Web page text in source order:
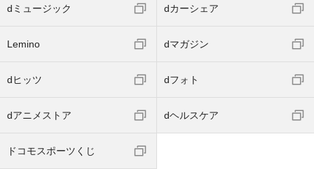
dミュージック dカーシェア
Lemino dマガジン
dヒッツ dフォト
dアニメストア dヘルスケア
ドコモスポーツくじ